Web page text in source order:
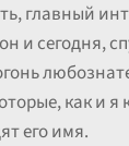
главный
и сегодня,
как и я
его имя.